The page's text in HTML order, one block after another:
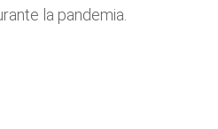
la pandemia.